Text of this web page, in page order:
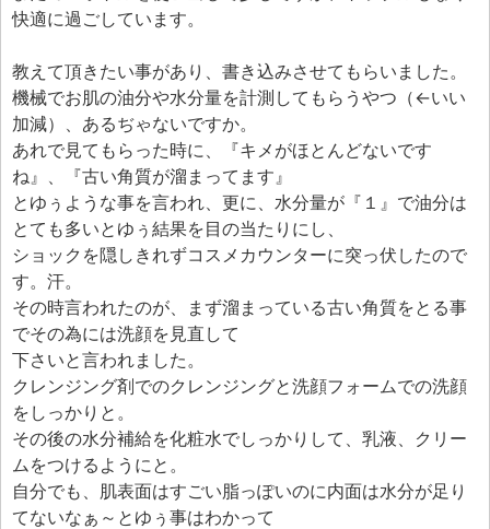
お問い合わせフォーム
快適に過ごしています。
教えて頂きたい事があり、書き込みさせてもらいました。
機械でお肌の油分や水分量を計測してもらうやつ（←いい
加減）、あるぢゃないですか。
あれで見てもらった時に、『キメがほとんどないです
ね』、『古い角質が溜まってます』
とゆぅような事を言われ、更に、水分量が『１』で油分は
とても多いとゆぅ結果を目の当たりにし、
ショックを隠しきれずコスメカウンターに突っ伏したので
す。汗。
その時言われたのが、まず溜まっている古い角質をとる事
でその為には洗顔を見直して
下さいと言われました。
クレンジング剤でのクレンジングと洗顔フォームでの洗顔
をしっかりと。
その後の水分補給を化粧水でしっかりして、乳液、クリー
ムをつけるようにと。
自分でも、肌表面はすごい脂っぽいのに内面は水分が足り
てないなぁ～とゆぅ事はわかって